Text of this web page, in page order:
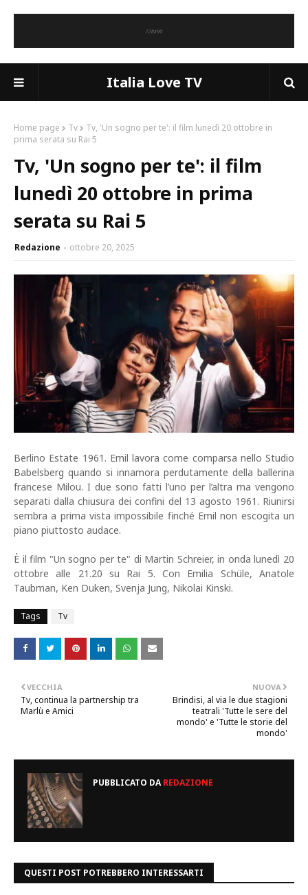
Italia Love TV
Home page Tv
Tv, 'Un sogno per te': il film lunedì 20 ottobre in
prima serata su Rai 5
Tv, 'Un sogno per te': il film
lunedì 20 ottobre in prima
serata su Rai 5
Redazione ottobre 20, 2025
Berlino Estate 1961. Emil lavora come comparsa nello Studio
Babelsberg quando si innamora perdutamente della ballerina
francese Milou. I due sono fatti l’uno per l’altra ma vengono
separati dalla chiusura dei confini del 13 agosto 1961. Riunirsi
sembra a prima vista impossibile finché Emil non escogita un
piano piuttosto audace.
È il film "Un sogno per te" di Martin Schreier, in onda lunedì 20
ottobre alle 21.20 su Rai 5. Con Emilia Schüle, Anatole
Taubman, Ken Duken, Svenja Jung, Nikolai Kinski.
Tags Tv
NUOVA
Brindisi, al via le due stagioni
teatrali 'Tutte le sere del
mondo' e 'Tutte le storie del
mondo'
VECCHIA
Tv, continua la partnership tra
Marlù e Amici
PUBBLICATO DAREDAZIONE
QUESTI POST POTREBBERO INTERESSARTI